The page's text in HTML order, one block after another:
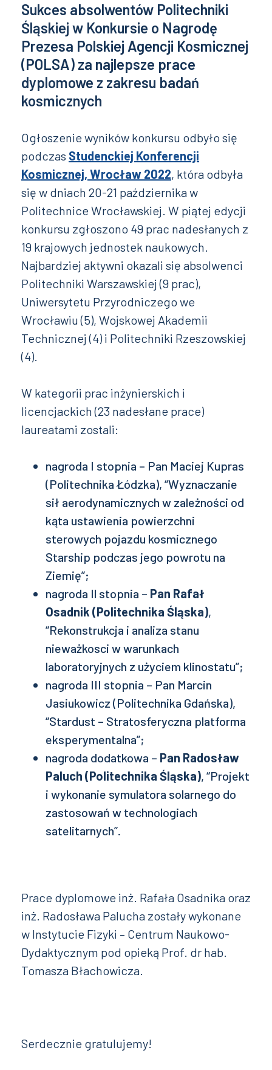
Sukces absolwentów Politechniki
Śląskiej w Konkursie o Nagrodę
Prezesa Polskiej Agencji Kosmicznej
(POLSA) za najlepsze prace
dyplomowe z zakresu badań
kosmicznych
Ogłoszenie wyników konkursu odbyło się
podczas Studenckiej Konferencji
Kosmicznej, Wrocław 2022, która odbyła
się w dniach 20-21 października w
Politechnice Wrocławskiej. W piątej edycji
konkursu zgłoszono 49 prac nadesłanych z
19 krajowych jednostek naukowych.
Najbardziej aktywni okazali się absolwenci
Politechniki Warszawskiej (9 prac),
Uniwersytetu Przyrodniczego we
Wrocławiu (5), Wojskowej Akademii
Technicznej (4) i Politechniki Rzeszowskiej
(4).
W kategorii prac inżynierskich i
licencjackich (23 nadesłane prace)
laureatami zostali:
nagroda I stopnia – Pan Maciej Kupras
(Politechnika Łódzka), “Wyznaczanie
sił aerodynamicznych w zależności od
kąta ustawienia powierzchni
sterowych pojazdu kosmicznego
Starship podczas jego powrotu na
Ziemię”;
nagroda Il stopnia – Pan Rafał
Osadnik (Politechnika Śląska),
“Rekonstrukcja i analiza stanu
nieważkosci w warunkach
laboratoryjnych z użyciem klinostatu”;
nagroda III stopnia – Pan Marcin
Jasiukowicz (Politechnika Gdańska),
“Stardust – Stratosferyczna platforma
eksperymentalna”;
nagroda dodatkowa – Pan Radosław
Paluch (Politechnika Śląska), “Projekt
i wykonanie symulatora solarnego do
zastosowań w technologiach
satelitarnych”.
Prace dyplomowe inż. Rafała Osadnika oraz
inż. Radosława Palucha zostały wykonane
w Instytucie Fizyki – Centrum Naukowo-
Dydaktycznym pod opieką Prof. dr hab.
Tomasza Błachowicza.
Serdecznie gratulujemy!